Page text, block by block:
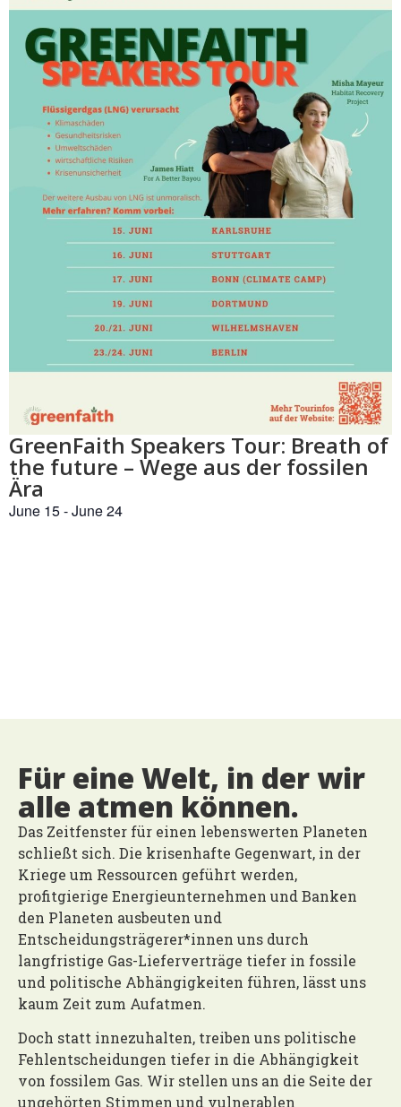
GreenFaith Speakers Tour: Breath of
the future – Wege aus der fossilen
Ära
June 15-June 24
Für eine Welt, in der wir
alle atmen können.
Das Zeitfenster für einen lebenswerten Planeten
schließt sich. Die krisenhafte Gegenwart, in der
Kriege um Ressourcen geführt werden,
profitgierige Energieunternehmen und Banken
den Planeten ausbeuten und
Entscheidungsträgerer*innen uns durch
langfristige Gas-Lieferverträge tiefer in fossile
und politische Abhängigkeiten führen, lässt uns
kaum Zeit zum Aufatmen.
Doch statt innezuhalten, treiben uns politische
Fehlentscheidungen tiefer in die Abhängigkeit
von fossilem Gas. Wir stellen uns an die Seite der
ungehörten Stimmen und vulnerablen